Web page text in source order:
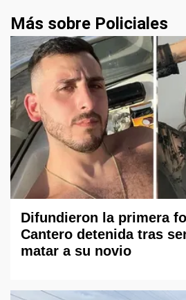
Más sobre Policiales
Difundieron la primera
Cantero detenida tras
matar a su novio